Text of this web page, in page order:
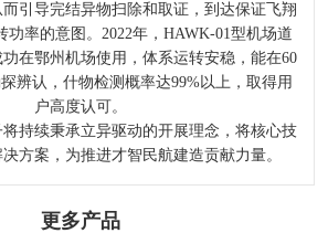
引导完结异物扫除和取证，到达保证飞翔
功率的意图。2022年，HAWK-01型机场道
在鄂州机场使用，体系运转安稳，能在60
辨认，什物检测概率达99%以上，取得用
户高度认可。
续秉承立异驱动的开展理念，将核心技
方案，为推进才智民航建造贡献力量。
更多产品